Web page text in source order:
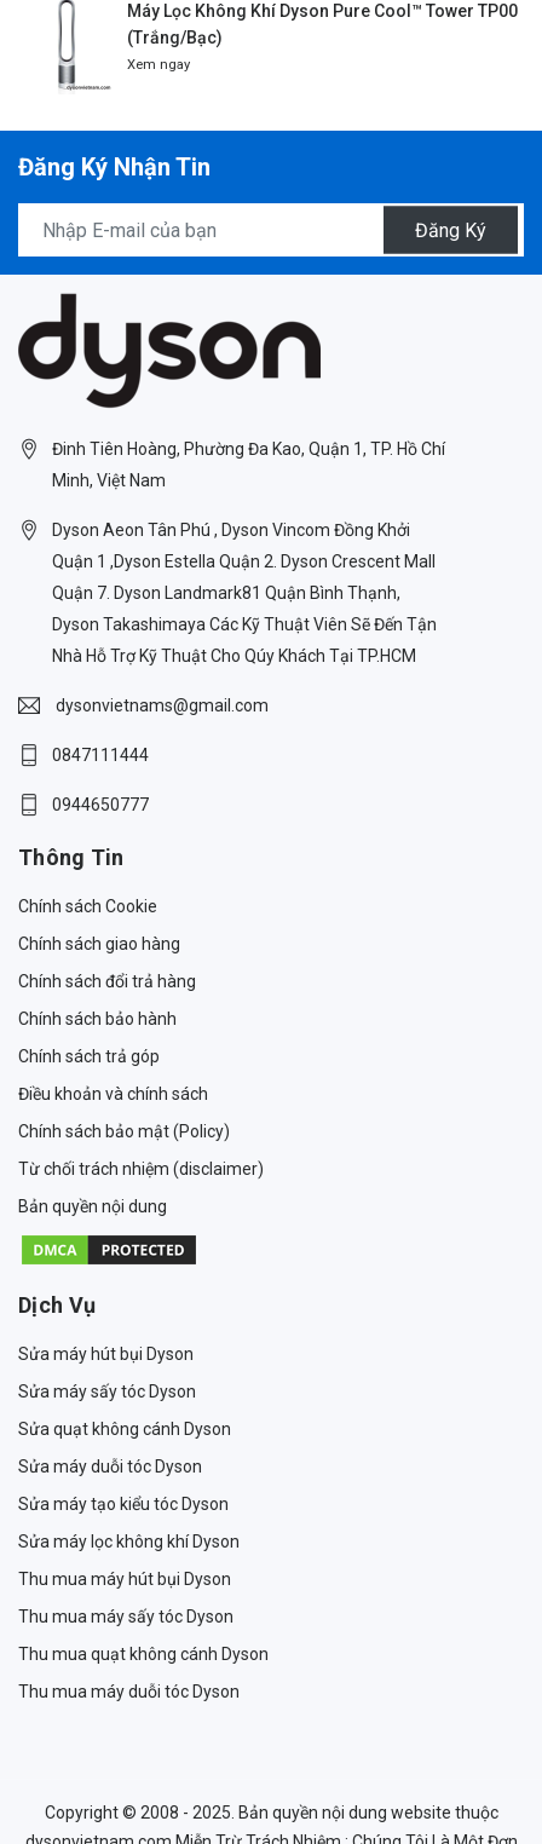
Máy Lọc Không Khí Dyson Pure Cool™ Tower TP00
(Trắng/Bạc)
Xem ngay
Đăng Ký Nhận Tin
Đăng Ký
Đinh Tiên Hoàng, Phường Đa Kao, Quận 1, TP. Hồ Chí
Minh, Việt Nam
Dyson Aeon Tân Phú , Dyson Vincom Đồng Khởi
Quận 1 ,Dyson Estella Quận 2. Dyson Crescent Mall
Quận 7. Dyson Landmark81 Quận Bình Thạnh,
Dyson Takashimaya Các Kỹ Thuật Viên Sẽ Đến Tận
Nhà Hỗ Trợ Kỹ Thuật Cho Qúy Khách Tại TP.HCM
dysonvietnams@gmail.com
0847111444
0944650777
Thông Tin
Chính sách Cookie
Chính sách giao hàng
Chính sách đổi trả hàng
Chính sách bảo hành
Chính sách trả góp
Điều khoản và chính sách
Chính sách bảo mật (Policy)
Từ chối trách nhiệm (disclaimer)
Bản quyền nội dung
Dịch Vụ
Sửa máy hút bụi Dyson
Sửa máy sấy tóc Dyson
Sửa quạt không cánh Dyson
Sửa máy duỗi tóc Dyson
Sửa máy tạo kiểu tóc Dyson
Sửa máy lọc không khí Dyson
Thu mua máy hút bụi Dyson
Thu mua máy sấy tóc Dyson
Thu mua quạt không cánh Dyson
Thu mua máy duỗi tóc Dyson
Copyright © 2008 - 2025. Bản quyền nội dung website thuộc